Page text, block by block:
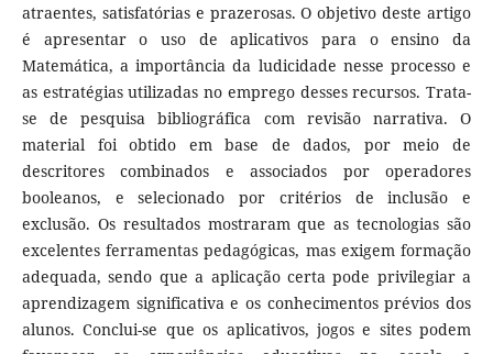
atraentes, satisfatórias e prazerosas. O objetivo deste artigo
é apresentar o uso de aplicativos para o ensino da
Matemática, a importância da ludicidade nesse processo e
as estratégias utilizadas no emprego desses recursos. Trata-
se de pesquisa bibliográfica com revisão narrativa. O
material foi obtido em base de dados, por meio de
descritores combinados e associados por operadores
booleanos, e selecionado por critérios de inclusão e
exclusão. Os resultados mostraram que as tecnologias são
excelentes ferramentas pedagógicas, mas exigem formação
adequada, sendo que a aplicação certa pode privilegiar a
aprendizagem significativa e os conhecimentos prévios dos
alunos. Conclui-se que os aplicativos, jogos e sites podem